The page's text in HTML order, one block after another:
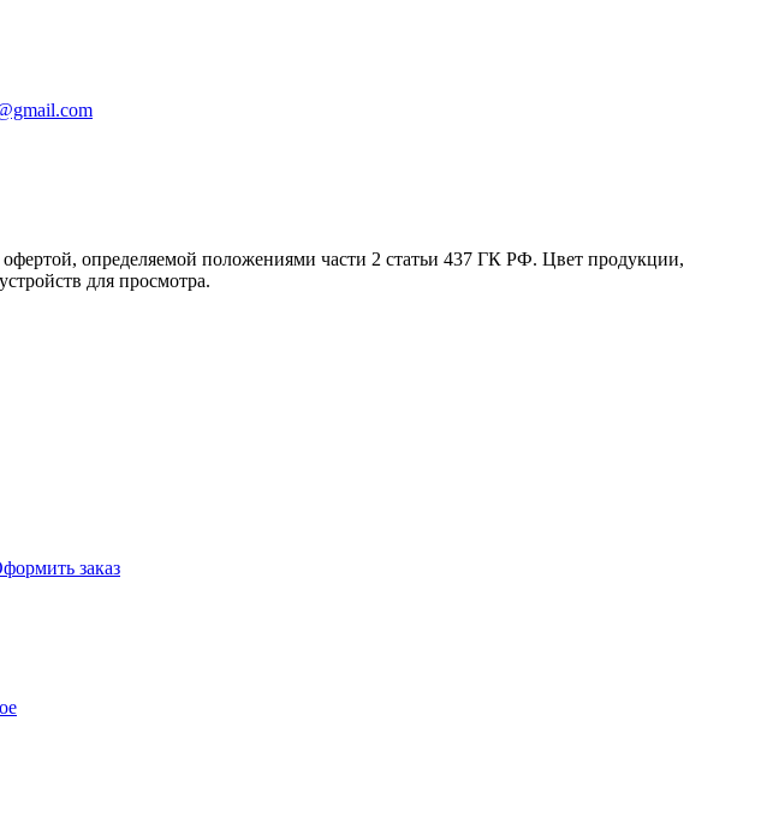
определяемой положениями части 2 статьи 437 ГК РФ. Цвет продукции,
для просмотра.
заказ